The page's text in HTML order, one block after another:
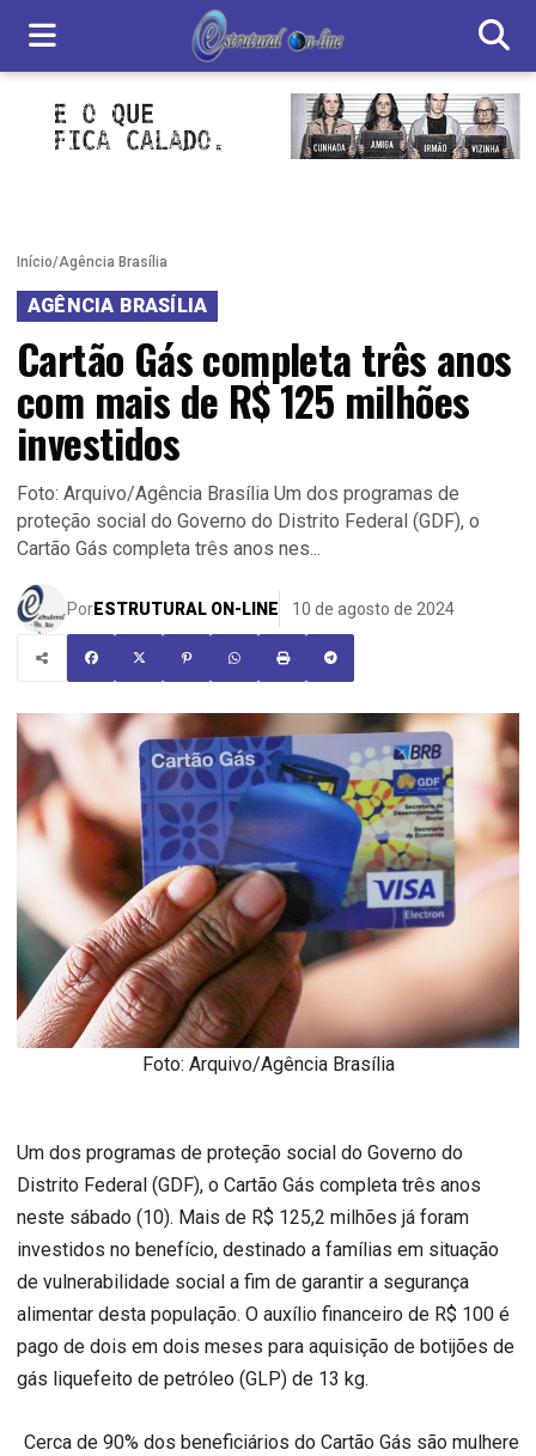
Início/Agência Brasília
AGÊNCIA BRASÍLIA
Cartão Gás completa três anos
com mais de R$ 125 milhões
investidos
Foto: Arquivo/Agência Brasília Um dos programas de
proteção social do Governo do Distrito Federal (GDF), o
Cartão Gás completa três anos nes...
PorESTRUTURAL ON-LINE 10 de agosto de 2024
Foto: Arquivo/Agência Brasília
Um dos programas de proteção social do Governo do
Distrito Federal (GDF), o Cartão Gás completa três anos
neste sábado (10). Mais de R$ 125,2 milhões já foram
investidos no benefício, destinado a famílias em situação
de vulnerabilidade social a fim de garantir a segurança
alimentar desta população. O auxílio financeiro de R$ 100 é
pago de dois em dois meses para aquisição de botijões de
gás liquefeito de petróleo (GLP) de 13 kg.
Cerca de 90% dos beneficiários do Cartão Gás são